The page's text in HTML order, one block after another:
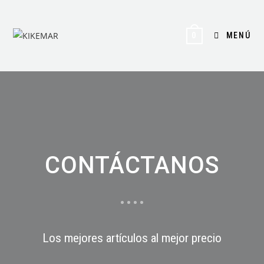
MENÚ
CONTÁCTANOS
Los mejores artículos al mejor precio